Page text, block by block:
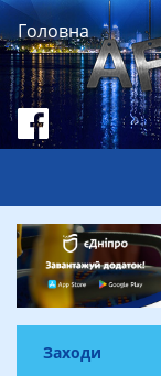
Головна
Заходи